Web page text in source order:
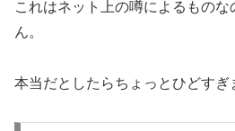
これはネット上の噂によるもの
ん。
本当だとしたらちょっとひどすぎ